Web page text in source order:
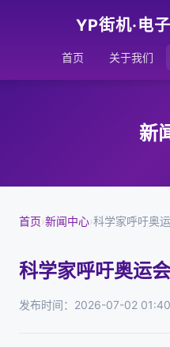
YP街机·电
首页 关于我们
新
首页›新闻中心›科学家呼吁奥
科学家呼吁奥运
发布时间：2026-07-02